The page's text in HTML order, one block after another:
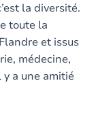
la diversité.
toute la
et issus
médecine,
a une amitié